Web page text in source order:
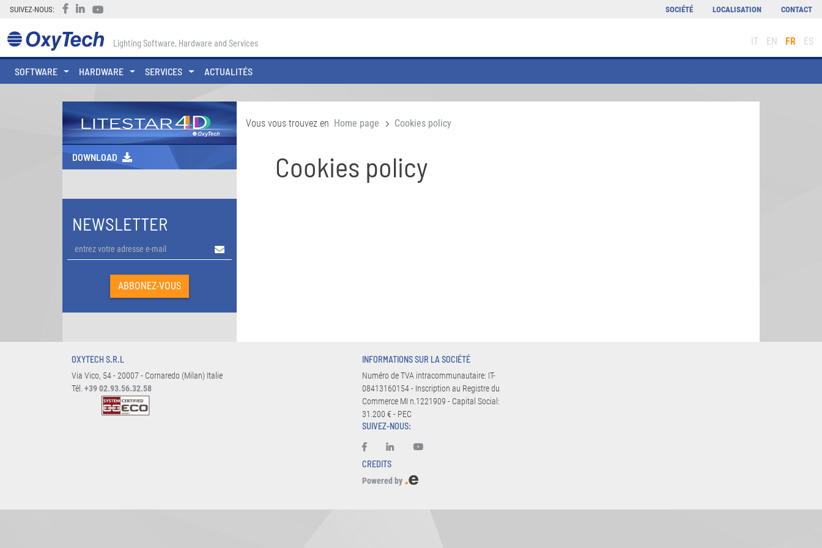
SUIVEZ-NOUS:
IT EN FR ES
Lighting Software, Hardware and Services
SOFTWARE HARDWARE SERVICES ACTUALITÉS
SOCIÉTÉ LOCALISATION CONTACT
Vous vous trouvez en Home page Cookies policy
Cookies policy
DOWNLOAD
NEWSLETTER
OXYTECH S.R.L
Via Vico, 54 - 20007 - Cornaredo (Milan) Italie
Tél. +39 02.93.56.32.58
INFORMATIONS SUR LA SOCIÉTÉ
Numéro de TVA intracommunautaire: IT-
08413160154 - Inscription au Registre du
Commerce MI n.1221909 - Capital Social:
31.200 € - PEC
SUIVEZ-NOUS:
CREDITS
Powered by